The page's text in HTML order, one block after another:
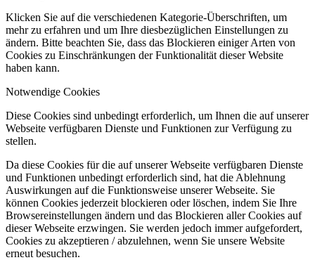
Klicken Sie auf die verschiedenen Kategorie-Überschriften, um
mehr zu erfahren und um Ihre diesbezüglichen Einstellungen zu
ändern. Bitte beachten Sie, dass das Blockieren einiger Arten von
Cookies zu Einschränkungen der Funktionalität dieser Website
haben kann.
Notwendige Cookies
Diese Cookies sind unbedingt erforderlich, um Ihnen die auf unserer
Webseite verfügbaren Dienste und Funktionen zur Verfügung zu
stellen.
Da diese Cookies für die auf unserer Webseite verfügbaren Dienste
und Funktionen unbedingt erforderlich sind, hat die Ablehnung
Auswirkungen auf die Funktionsweise unserer Webseite. Sie
können Cookies jederzeit blockieren oder löschen, indem Sie Ihre
Browsereinstellungen ändern und das Blockieren aller Cookies auf
dieser Webseite erzwingen. Sie werden jedoch immer aufgefordert,
Cookies zu akzeptieren / abzulehnen, wenn Sie unsere Website
erneut besuchen.